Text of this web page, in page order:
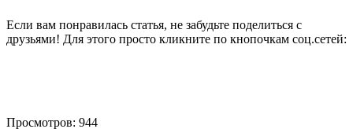
Если вам понравилась статья, не забудьте поделиться с
друзьями! Для этого просто кликните по кнопочкам соц.сетей:
Просмотров: 944